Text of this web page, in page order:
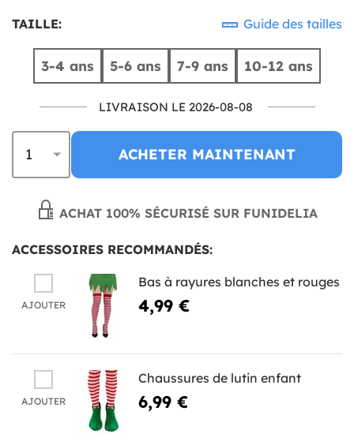
TAILLE: Guide des tailles
3-4 ans 5-6 ans 7-9 ans 10-12 ans
LIVRAISON LE 2026-08-08
ACHETER MAINTENANT
ACHAT 100% SÉCURISÉ SUR FUNIDELIA
ACCESSOIRES RECOMMANDÉS:
AJOUTER
Bas à rayures blanches et rouges
4,99 €
AJOUTER
Chaussures de lutin enfant
6,99 €